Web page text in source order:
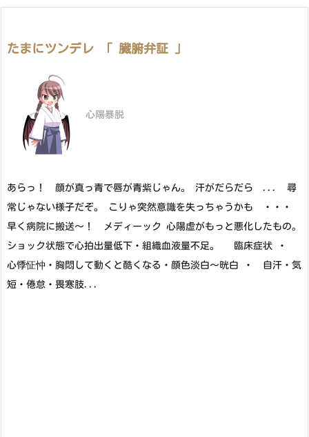
たまにツンデレ 「 臓腑弁証 」
心陽暴脱
あらっ！ 顔が真っ青で唇が青紫じゃん。 汗がだらだら ... 尋
常じゃない様子だぞ。 こりゃ突然意識を失っちゃうかも ・・・
早く病院に搬送～！ メディーック 心陽虚がもっと悪化したもの。
ショック状態で心拍出量低下・組織血液量不足。 臨床症状 ・
心悸怔忡・胸悶して動くと酷くなる・顔色淡白～晄白 ・ 自汗・気
短・倦怠・畏寒肢...